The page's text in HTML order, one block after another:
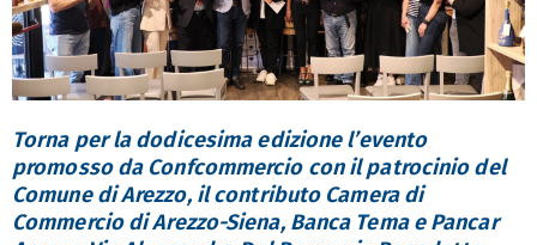
Torna per la dodicesima edizione l’evento
promosso da Confcommercio con il patrocinio del
Comune di Arezzo, il contributo Camera di
Commercio di Arezzo-Siena, Banca Tema e Pancar